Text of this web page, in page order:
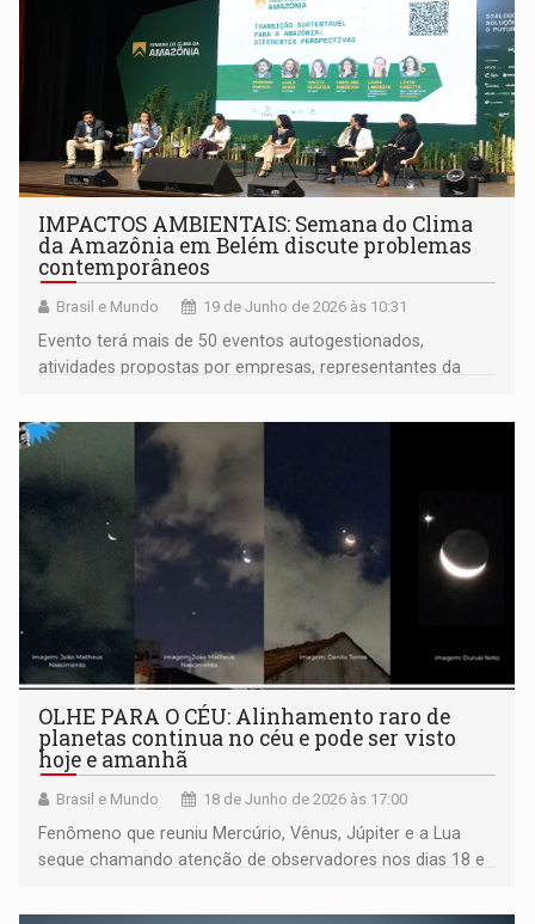
IMPACTOS AMBIENTAIS: Semana do Clima
da Amazônia em Belém discute problemas
contemporâneos
Brasil e Mundo 19 de Junho de 2026 às 10:31
Evento terá mais de 50 eventos autogestionados,
atividades propostas por empresas, representantes da
desenvolvem projetos e soluções para os desafios
ambientais, sociais e econômicos da Amazônia
OLHE PARA O CÉU: Alinhamento raro de
planetas continua no céu e pode ser visto
hoje e amanhã
Brasil e Mundo 18 de Junho de 2026 às 17:00
Fenômeno que reuniu Mercúrio, Vênus, Júpiter e a Lua
segue chamando atenção de observadores nos dias 18 e